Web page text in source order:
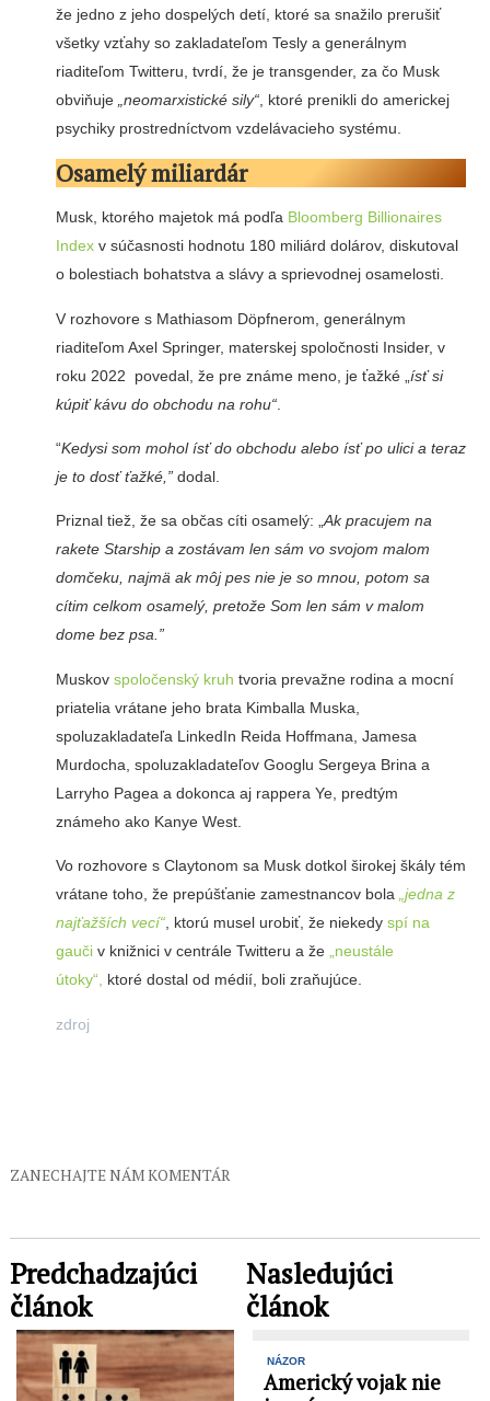
že jedno z jeho dospelých detí, ktoré sa snažilo prerušiť
všetky vzťahy so zakladateľom Tesly a generálnym
riaditeľom Twitteru, tvrdí, že je transgender, za čo Musk
obviňuje „neomarxistické sily“, ktoré prenikli do americkej
psychiky prostredníctvom vzdelávacieho systému.
Osamelý miliardár
Musk, ktorého majetok má podľa Bloomberg Billionaires
Indexv súčasnosti hodnotu 180 miliárd dolárov, diskutoval
o bolestiach bohatstva a slávy a sprievodnej osamelosti.
V rozhovore s Mathiasom Döpfnerom, generálnym
riaditeľom Axel Springer, materskej spoločnosti Insider, v
roku 2022 povedal, že pre známe meno, je ťažké „ ísť si
kúpiť kávu do obchodu na rohu“.
“Kedysi som mohol ísť do obchodu alebo ísť po ulici a teraz
je to dosť ťažké,”dodal.
Priznal tiež, že sa občas cíti osamelý: „Ak pracujem na
rakete Starship a zostávam len sám vo svojom malom
domčeku, najmä ak môj pes nie je so mnou, potom sa
cítim celkom osamelý, pretože Som len sám v malom
dome bez psa.”
Muskov spoločenský kruh tvoria prevažne rodina a mocní
priatelia vrátane jeho brata Kimballa Muska,
spoluzakladateľa LinkedIn Reida Hoffmana, Jamesa
Murdocha, spoluzakladateľov Googlu Sergeya Brina a
Larryho Pagea a dokonca aj rappera Ye, predtým
známeho ako Kanye West.
Vo rozhovore s Claytonom sa Musk dotkol širokej škály tém
vrátane toho, že prepúšťanie zamestnancov bola „jedna z
najťažších vecí“, ktorú musel urobiť, že niekedy spí na
gaučiv knižnici v centrále Twitteru a že „neustále
útoky“, ktoré dostal od médií, boli zraňujúce.
zdroj
ZANECHAJTE NÁM KOMENTÁR
Predchadzajúci
článok
Nasledujúci
článok
NÁZOR
Americký vojak nie